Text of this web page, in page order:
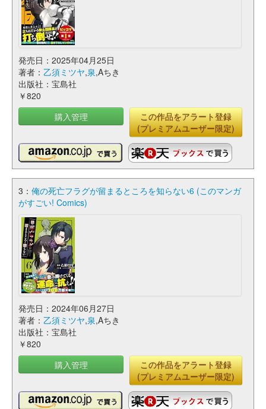
発売日：2025年04月25日
著者： 乙須ミツヤ,泉,Aちき
出版社：宝島社
￥820
購入管理
この作品をアラート登録
(プレミアムユーザー限定)
3： 俺の死亡フラグが留まるところを知らない6 (このマンガ
がすごい! Comics)
発売日：2024年06月27日
著者： 乙須ミツヤ,泉,Aちき
出版社：宝島社
￥820
購入管理
この作品をアラート登録
(プレミアムユーザー限定)